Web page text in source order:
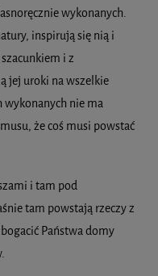
wykonanych.
inspirują się nią i
i z
jej uroki na wszelkie
nie ma
że coś musi powstać
i tam pod
tam powstają rzeczy z
Państwa domy